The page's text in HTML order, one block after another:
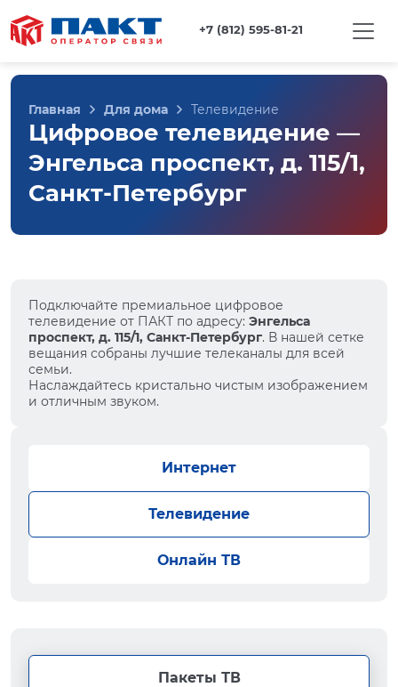
+7 (812) 595-81-21
Главная Для дома Телевидение
Цифровое телевидение —
Энгельса проспект, д. 115/1,
Санкт-Петербург
Подключайте премиальное цифровое
телевидение от ПАКТ по адресу: Энгельса
проспект, д. 115/1, Санкт-Петербург. В нашей сетке
вещания собраны лучшие телеканалы для всей
семьи.
Наслаждайтесь кристально чистым изображением
и отличным звуком.
Интернет
Телевидение
Онлайн ТВ
Пакеты ТВ